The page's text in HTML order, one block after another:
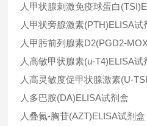
人甲状腺刺激免疫球蛋白
人甲状旁腺激素(PTH)ELISA试
人甲肟前列腺素D2(PGD2-
人高敏甲状腺素(u-T4)ELISA试
人高灵敏度促甲状腺激素(U-
人多巴胺(DA)ELISA试剂盒
人叠氮-胸苷(AZT)ELISA试剂盒